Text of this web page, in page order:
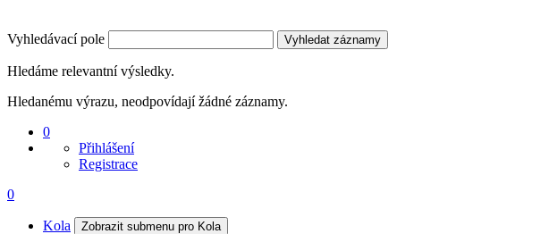
Vyhledávací pole Vyhledat záznamy
Hledáme relevantní výsledky.
Hledanému výrazu, neodpovídají žádné záznamy.
0
Přihlášení
Registrace
0
Kola Zobrazit submenu pro Kola